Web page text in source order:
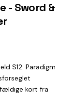
- Sword &
S12: Paradigm
kort fra